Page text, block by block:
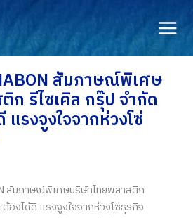
สัมภาษณ์พิเศษ
ก รีไซเคิล กรุ๊ป จำกัด
รงจูงใจจากห่วงโซ่
สัมภาษณ์พิเศษบริษัทไทยพลาสติก
องได้ดี แรงจูงใจจากห่วงโซ่ธุรกิจ